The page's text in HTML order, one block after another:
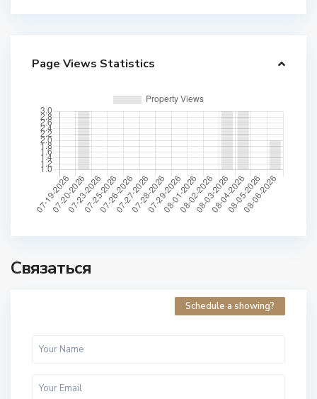
Page Views Statistics
Связаться
Schedule a showing?